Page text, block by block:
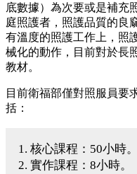
底數據）為次要或是補充
庭照護者，照護品質的良
有溫度的照護工作上，照
械化的動作，目前對於長
教材。
目前衛福部僅對照服員要
括：
1. 核心課程：50小時。
2. 實作課程：8小時。